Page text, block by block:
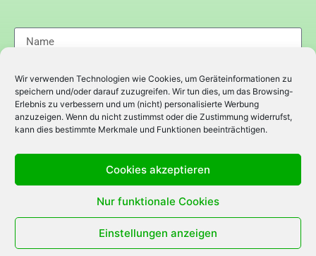
Wir verwenden Technologien wie Cookies, um Geräteinformationen zu
speichern und/oder darauf zuzugreifen. Wir tun dies, um das Browsing-
Erlebnis zu verbessern und um (nicht) personalisierte Werbung
anzuzeigen. Wenn du nicht zustimmst oder die Zustimmung widerrufst,
kann dies bestimmte Merkmale und Funktionen beeinträchtigen.
Cookies akzeptieren
Nur funktionale Cookies
Einstellungen anzeigen
Senden